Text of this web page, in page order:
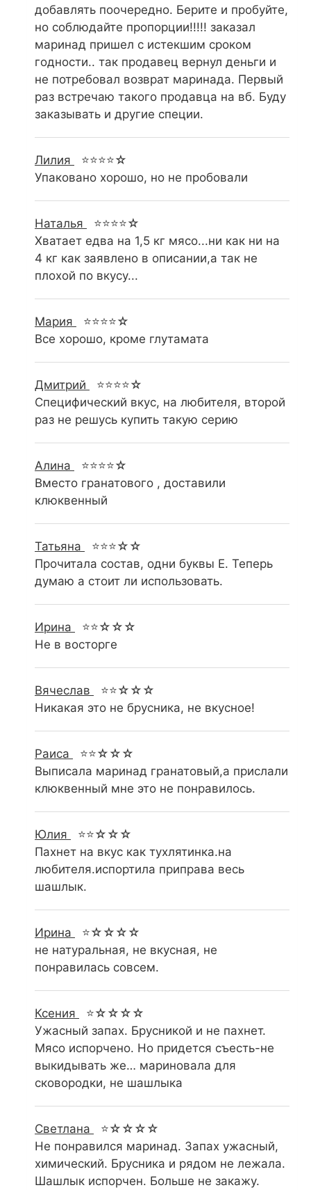
добавлять поочередно. Берите и пробуйте,
но соблюдайте пропорции!!!!! заказал
маринад пришел с истекшим сроком
годности.. так продавец вернул деньги и
не потребовал возврат маринада. Первый
раз встречаю такого продавца на вб. Буду
заказывать и другие специи.
Лилия
⭐⭐⭐⭐☆
Упаковано хорошо, но не пробовали
Наталья
⭐⭐⭐⭐☆
Хватает едва на 1,5 кг мясо...ни как ни на
4 кг как заявлено в описании,а так не
плохой по вкусу...
Мария
⭐⭐⭐⭐☆
Все хорошо, кроме глутамата
Дмитрий
⭐⭐⭐⭐☆
Специфический вкус, на любителя, второй
раз не решусь купить такую серию
Алина
⭐⭐⭐⭐☆
Вместо гранатового , доставили
клюквенный
Татьяна
⭐⭐⭐☆☆
Прочитала состав, одни буквы Е. Теперь
думаю а стоит ли использовать.
Ирина
⭐⭐☆☆☆
Не в восторге
Вячеслав
⭐⭐☆☆☆
Никакая это не брусника, не вкусное!
Раиса
⭐⭐☆☆☆
Выписала маринад гранатовый,а прислали
клюквенный мне это не понравилось.
Юлия
⭐⭐☆☆☆
Пахнет на вкус как тухлятинка.на
любителя.испортила приправа весь
шашлык.
Ирина
⭐☆☆☆☆
не натуральная, не вкусная, не
понравилась совсем.
Ксения
⭐☆☆☆☆
Ужасный запах. Брусникой и не пахнет.
Мясо испорчено. Но придется съесть-не
выкидывать же… мариновала для
сковородки, не шашлыка
Светлана
⭐☆☆☆☆
Не понравился маринад. Запах ужасный,
химический. Брусника и рядом не лежала.
Шашлык испорчен. Больше не закажу.